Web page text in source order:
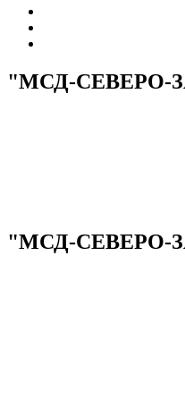
"МСД-СЕВЕРО-
"МСД-СЕВЕРО-